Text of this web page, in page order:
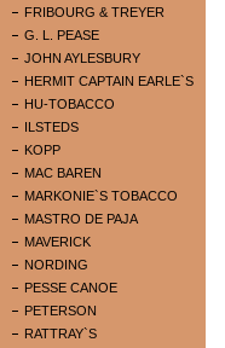
FRIBOURG & TREYER
G. L. PEASE
JOHN AYLESBURY
HERMIT CAPTAIN EARLE`S
HU-TOBACCO
ILSTEDS
KOPP
MAC BAREN
MARKONIE`S TOBACCO
MASTRO DE PAJA
MAVERICK
NORDING
PESSE CANOE
PETERSON
RATTRAY`S